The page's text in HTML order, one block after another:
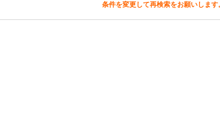
条件を変更して再検索をお願いします